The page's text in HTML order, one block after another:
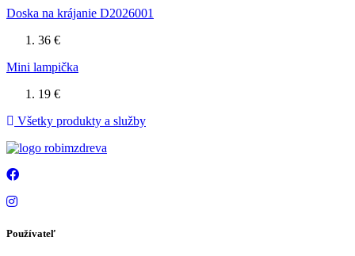
Doska na krájanie D2026001
36 €
Mini lampička
19 €
Všetky produkty a služby
Používateľ